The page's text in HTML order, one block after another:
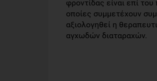
φροντίδας είναι επί
οποίες συμμετέχουν
αξιολογηθεί η
αγχωδών διαταραχών.